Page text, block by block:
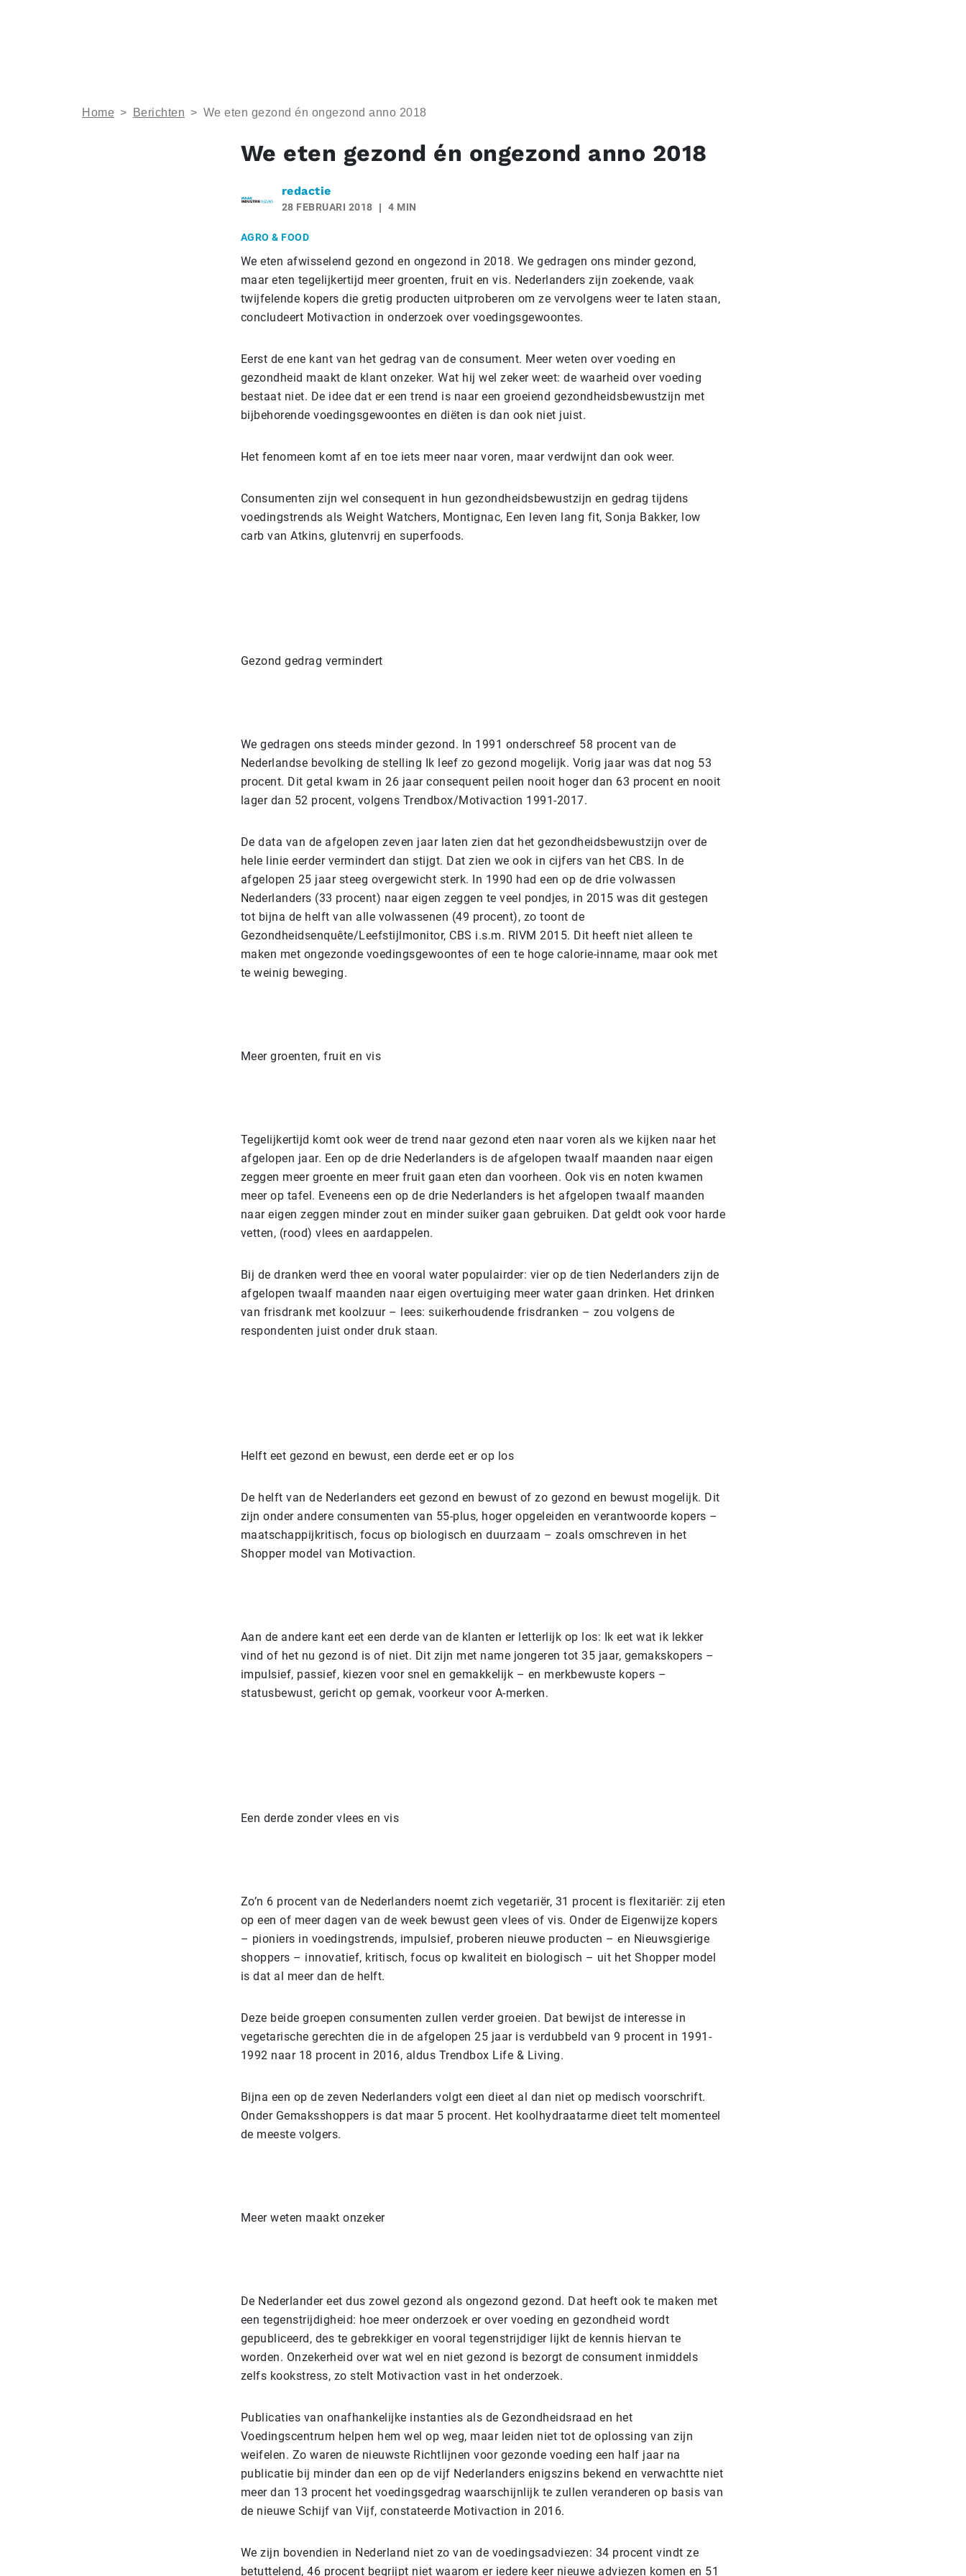
Home > Berichten > We eten gezond én ongezond anno 2018
We eten gezond én ongezond anno 2018
redactie
28 FEBRUARI 2018 4 MIN
AGRO & FOOD
We eten afwisselend gezond en ongezond in 2018. We gedragen ons minder gezond,
maar eten tegelijkertijd meer groenten, fruit en vis. Nederlanders zijn zoekende, vaak
twijfelende kopers die gretig producten uitproberen om ze vervolgens weer te laten staan,
concludeert Motivaction in onderzoek over voedingsgewoontes.
Eerst de ene kant van het gedrag van de consument. Meer weten over voeding en
gezondheid maakt de klant onzeker. Wat hij wel zeker weet: de waarheid over voeding
bestaat niet. De idee dat er een trend is naar een groeiend gezondheidsbewustzijn met
bijbehorende voedingsgewoontes en diëten is dan ook niet juist.
Het fenomeen komt af en toe iets meer naar voren, maar verdwijnt dan ook weer.
Consumenten zijn wel consequent in hun gezondheidsbewustzijn en gedrag tijdens
voedingstrends als Weight Watchers, Montignac, Een leven lang fit, Sonja Bakker, low
carb van Atkins, glutenvrij en superfoods.
Gezond gedrag vermindert
We gedragen ons steeds minder gezond. In 1991 onderschreef 58 procent van de
Nederlandse bevolking de stelling Ik leef zo gezond mogelijk. Vorig jaar was dat nog 53
procent. Dit getal kwam in 26 jaar consequent peilen nooit hoger dan 63 procent en nooit
lager dan 52 procent, volgens Trendbox/Motivaction 1991-2017.
De data van de afgelopen zeven jaar laten zien dat het gezondheidsbewustzijn over de
hele linie eerder vermindert dan stijgt. Dat zien we ook in cijfers van het CBS. In de
afgelopen 25 jaar steeg overgewicht sterk. In 1990 had een op de drie volwassen
Nederlanders (33 procent) naar eigen zeggen te veel pondjes, in 2015 was dit gestegen
tot bijna de helft van alle volwassenen (49 procent), zo toont de
Gezondheidsenquête/Leefstijlmonitor, CBS i.s.m. RIVM 2015. Dit heeft niet alleen te
maken met ongezonde voedingsgewoontes of een te hoge calorie-inname, maar ook met
te weinig beweging.
Meer groenten, fruit en vis
Tegelijkertijd komt ook weer de trend naar gezond eten naar voren als we kijken naar het
afgelopen jaar. Een op de drie Nederlanders is de afgelopen twaalf maanden naar eigen
zeggen meer groente en meer fruit gaan eten dan voorheen. Ook vis en noten kwamen
meer op tafel. Eveneens een op de drie Nederlanders is het afgelopen twaalf maanden
naar eigen zeggen minder zout en minder suiker gaan gebruiken. Dat geldt ook voor harde
vetten, (rood) vlees en aardappelen.
Bij de dranken werd thee en vooral water populairder: vier op de tien Nederlanders zijn de
afgelopen twaalf maanden naar eigen overtuiging meer water gaan drinken. Het drinken
van frisdrank met koolzuur – lees: suikerhoudende frisdranken – zou volgens de
respondenten juist onder druk staan.
Helft eet gezond en bewust, een derde eet er op los
De helft van de Nederlanders eet gezond en bewust of zo gezond en bewust mogelijk. Dit
zijn onder andere consumenten van 55-plus, hoger opgeleiden en verantwoorde kopers –
maatschappijkritisch, focus op biologisch en duurzaam – zoals omschreven in het
Shopper model van Motivaction.
Aan de andere kant eet een derde van de klanten er letterlijk op los: Ik eet wat ik lekker
vind of het nu gezond is of niet. Dit zijn met name jongeren tot 35 jaar, gemakskopers –
impulsief, passief, kiezen voor snel en gemakkelijk – en merkbewuste kopers –
statusbewust, gericht op gemak, voorkeur voor A-merken.
Een derde zonder vlees en vis
Zo’n 6 procent van de Nederlanders noemt zich vegetariër, 31 procent is flexitariër: zij eten
op een of meer dagen van de week bewust geen vlees of vis. Onder de Eigenwijze kopers
– pioniers in voedingstrends, impulsief, proberen nieuwe producten – en Nieuwsgierige
shoppers – innovatief, kritisch, focus op kwaliteit en biologisch – uit het Shopper model
is dat al meer dan de helft.
Deze beide groepen consumenten zullen verder groeien. Dat bewijst de interesse in
vegetarische gerechten die in de afgelopen 25 jaar is verdubbeld van 9 procent in 1991-
1992 naar 18 procent in 2016, aldus Trendbox Life & Living.
Bijna een op de zeven Nederlanders volgt een dieet al dan niet op medisch voorschrift.
Onder Gemaksshoppers is dat maar 5 procent. Het koolhydraatarme dieet telt momenteel
de meeste volgers.
Meer weten maakt onzeker
De Nederlander eet dus zowel gezond als ongezond gezond. Dat heeft ook te maken met
een tegenstrijdigheid: hoe meer onderzoek er over voeding en gezondheid wordt
gepubliceerd, des te gebrekkiger en vooral tegenstrijdiger lijkt de kennis hiervan te
worden. Onzekerheid over wat wel en niet gezond is bezorgt de consument inmiddels
zelfs kookstress, zo stelt Motivaction vast in het onderzoek.
Publicaties van onafhankelijke instanties als de Gezondheidsraad en het
Voedingscentrum helpen hem wel op weg, maar leiden niet tot de oplossing van zijn
weifelen. Zo waren de nieuwste Richtlijnen voor gezonde voeding een half jaar na
publicatie bij minder dan een op de vijf Nederlanders enigszins bekend en verwachtte niet
meer dan 13 procent het voedingsgedrag waarschijnlijk te zullen veranderen op basis van
de nieuwe Schijf van Vijf, constateerde Motivaction in 2016.
We zijn bovendien in Nederland niet zo van de voedingsadviezen: 34 procent vindt ze
betuttelend, 46 procent begrijpt niet waarom er iedere keer nieuwe adviezen komen en 51